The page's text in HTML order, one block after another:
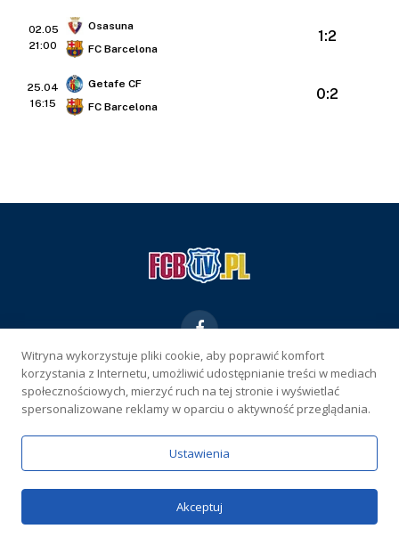
02.05
21:00
Osasuna
FC Barcelona
1:2
25.04
16:15
Getafe CF
FC Barcelona
0:2
KONTAKT REKLAMA POLITYKA PRYWATNOŚCI
WŁAŚCICIEL SERWISU
Serwis wyłącznie dla osób powyżej 18 lat. Hazard może uzależniać.
Graj odpowiedzialnie.Szczegóły
Copyright © 2026 FCBtv.pl
Witryna wykorzystuje pliki cookie, aby poprawić komfort
korzystania z Internetu, umożliwić udostępnianie treści w mediach
społecznościowych, mierzyć ruch na tej stronie i wyświetlać
spersonalizowane reklamy w oparciu o aktywność przeglądania.
Ustawienia
Akceptuj